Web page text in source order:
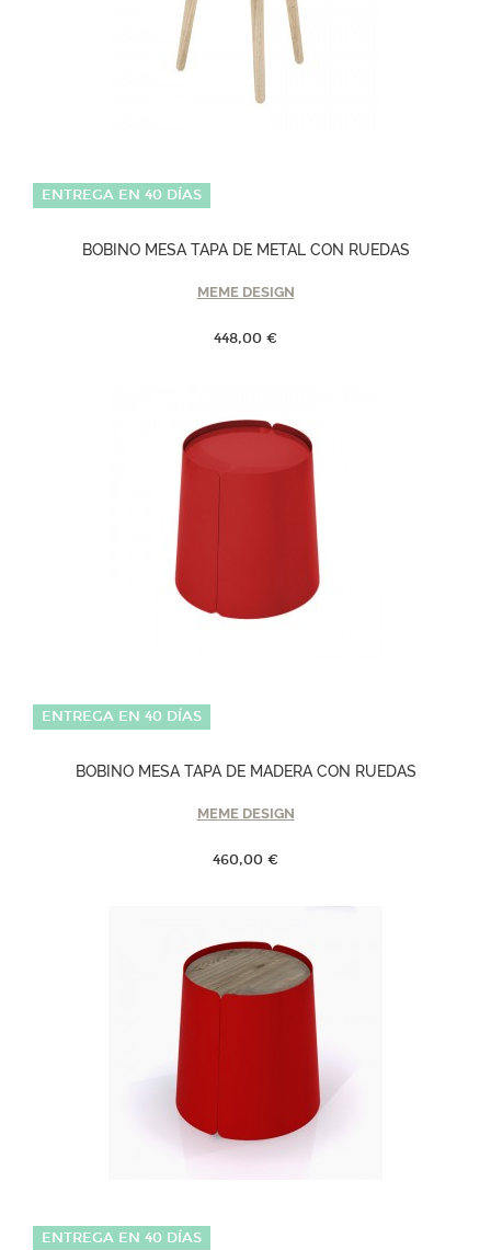
ENTREGA EN 40 DÍAS
BOBINO MESA TAPA DE METAL CON RUEDAS
MEME DESIGN
448,00 €
ENTREGA EN 40 DÍAS
BOBINO MESA TAPA DE MADERA CON RUEDAS
MEME DESIGN
460,00 €
ENTREGA EN 40 DÍAS